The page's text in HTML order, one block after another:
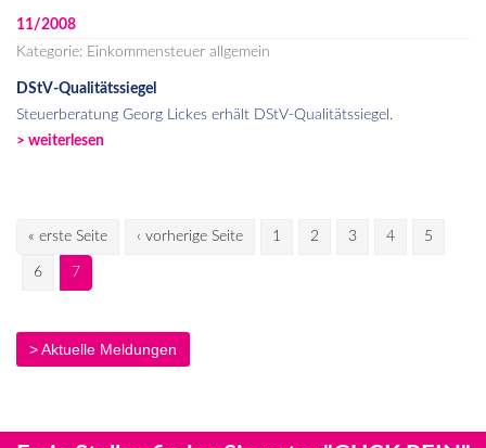
11/2008
Kategorie: Einkommensteuer allgemein
DStV-Qualitätssiegel
Steuerberatung Georg Lickes erhält DStV-Qualitätssiegel.
> weiterlesen
Pages
« erste Seite ‹ vorherige Seite 1 2 3 4 5
6 7
> Aktuelle Meldungen